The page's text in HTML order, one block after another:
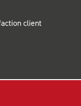
client